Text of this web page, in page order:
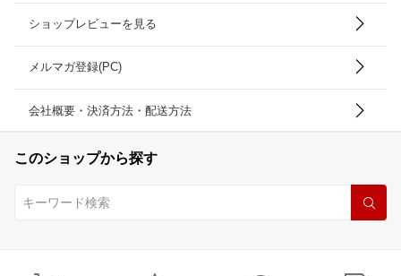
ショップレビューを見る
メルマガ登録(PC)
会社概要・決済方法・配送方法
このショップから探す